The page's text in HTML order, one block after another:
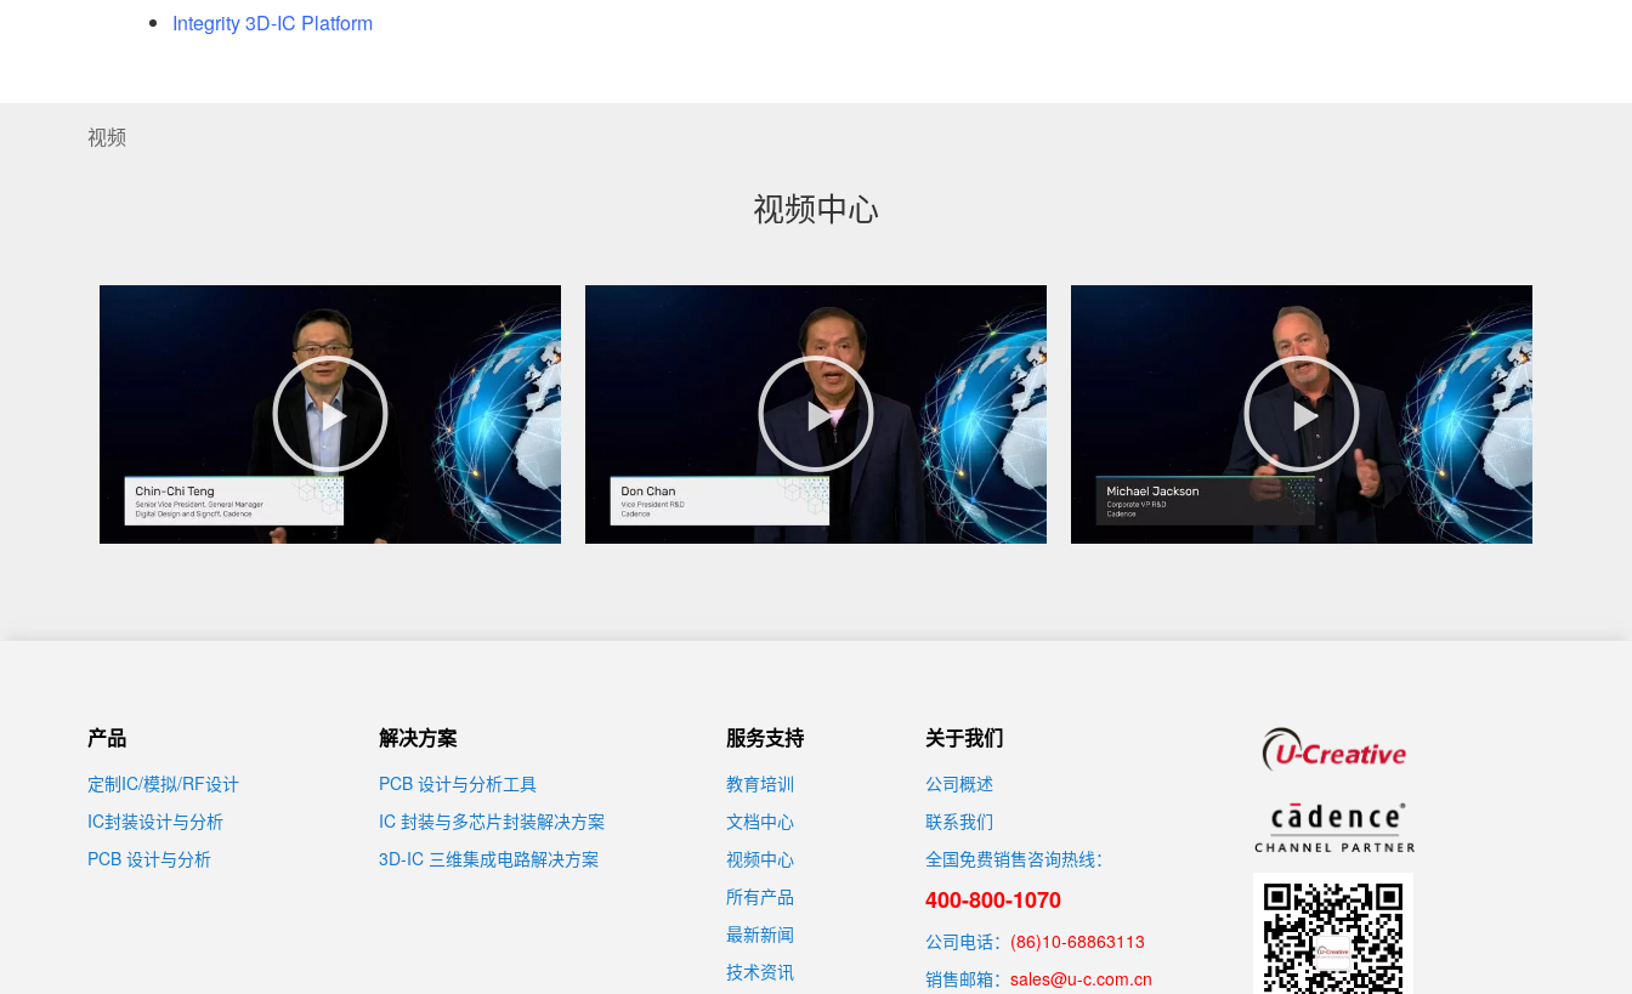
Integrity 3D-IC Platform
Cadence Physical Verification System
Quantus Extraction Solution
Tempus Timing Signoff Solution
视频
视频中心
产品
定制IC/模拟/RF设计
IC封装设计与分析
PCB 设计与分析
解决方案
PCB 设计与分析工具
IC 封装与多芯片封装解决方案
3D-IC 三维集成电路解决方案
服务支持
教育培训
文档中心
视频中心
所有产品
最新新闻
技术资讯
关于我们
公司概述
联系我们
全国免费销售咨询热线：
400-800-1070
公司电话： (86)10-68863113
销售邮箱： sales@u-c.com.cn